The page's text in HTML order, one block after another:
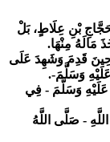
بْنِ عِلَاطٍ، بَلْ
مَالَهُ مِنْهَا.
حِينَ قَدِمَ وَشَهِدَ عَلَى
عَلَيْهِ وَسَلَّمَ-.
عَلَيْهِ وَسَلَّمَ - فِي
- صَلَّى اللَّهُ